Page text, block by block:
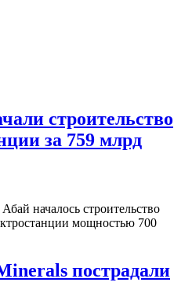
строительство
за 759 млрд
началось строительство
мощностью 700
пострадали